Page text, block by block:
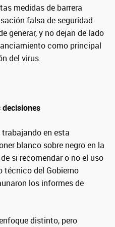
medidas de barrera
falsa de seguridad
generar, y no dejan de lado
como principal
del virus.
en esta
blanco sobre negro en la
si recomendar o no el uso
técnico del Gobierno
los informes de
distinto, pero